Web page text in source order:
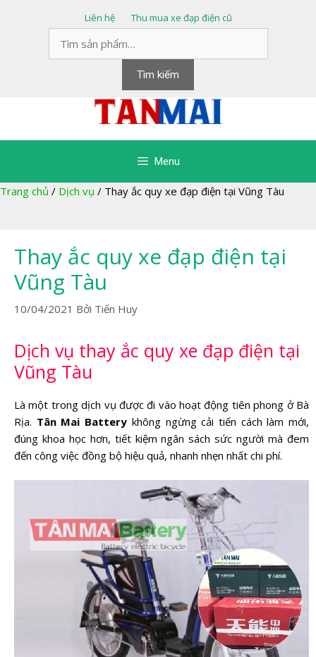
Liên hệ
Thu mua xe đạp điện cũ
kiếm:
Tìm kiếm
Menu
Trang chủ / Dịch vụ / Thay ắc quy xe đạp điện tại Vũng Tàu
Thay ắc quy xe đạp điện tại
Vũng Tàu
10/04/2021 Bởi Tiến Huy
Dịch vụ thay ắc quy xe đạp điện tại
Vũng Tàu
Là một trong dịch vụ được đi vào hoạt động tiên phong ở Bà
Rịa. Tân Mai Battery không ngừng cải tiến cách làm mới,
đúng khoa học hơn, tiết kiệm ngân sách sức người mà đem
đến công việc đồng bộ hiệu quả, nhanh nhẹn nhất chi phí.